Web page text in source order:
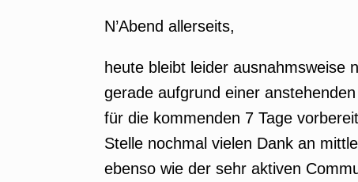
N’Abend allerseits,
heute bleibt leider ausnahmsweise
gerade aufgrund einer
für die kommenden 7 Tage
Stelle nochmal vielen Dank an
ebenso wie der sehr aktiven